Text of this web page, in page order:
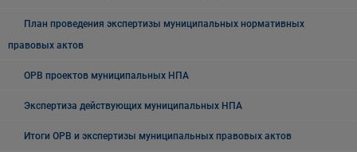
План проведения экспертизы муниципальных нормативных
правовых актов
ОРВ проектов муниципальных НПА
Экспертиза действующих муниципальных НПА
Итоги ОРВ и экспертизы муниципальных правовых актов